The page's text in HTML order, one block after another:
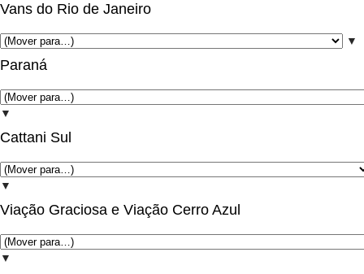
Vans do Rio de Janeiro
▼
Paraná
▼
Cattani Sul
▼
Viação Graciosa e Viação Cerro Azul
▼